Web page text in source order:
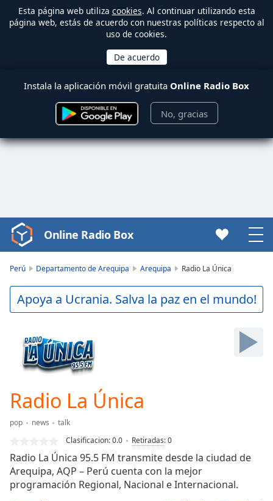
Esta página web utiliza cookies. Al continuar utilizando esta
página web, estás de acuerdo con nuestras políticas respecto al
uso de cookies.
Instala la aplicación móvil gratuita Online Radio Box
No, gracias
Video
Player
Play
Video
Backward
Skip
Forward
Current
Time0:00
Duration
0.00%
Stream
TypeLIVE
Online Radio Box
Perú Departamento de Arequipa Arequipa Radio La Única
Apoya a Ucrania. Salva la paz en el mundo!
Radio La Única
pop news
talk
Clasificacion:0.0 Retiradas:0
Radio La Única 95.5 FM transmite desde la ciudad de
Arequipa, AQP – Perú cuenta con la mejor
programación Regional, Nacional e Internacional.